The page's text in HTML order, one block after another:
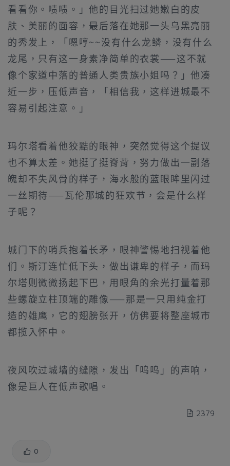
看看你。啧啧。」他的目光扫过她嫩白的皮
肤、美丽的面容，最后落在她那一头乌黑亮丽
的秀发上，「嗯哼~~没有什么龙鳞，没有什么
龙尾，只有这一身素净简单的衣裳——这不就
像个家道中落的普通人类贵族小姐吗？」他凑
近一步，压低声音，「相信我，这样进城最不
容易引起注意。」
玛尔塔看着他狡黠的眼神，突然觉得这个提议
也不算太差。她挺了挺脊背，努力做出一副落
魄却不失风骨的样子，海水般的蓝眼眸里闪过
一丝期待——瓦伦那城的狂欢节，会是什么样
子呢？
城门下的哨兵抱着长矛，眼神警惕地扫视着他
们。斯汀连忙低下头，做出谦卑的样子，而玛
尔塔则微微扬起下巴，用眼角的余光打量着那
些螺旋立柱顶端的雕像——那是一只用纯金打
造的雄鹰，它的翅膀张开，仿佛要将整座城市
都揽入怀中。
夜风吹过城墙的缝隙，发出「呜呜」的声响，
像是巨人在低声歌唱。
2379
0